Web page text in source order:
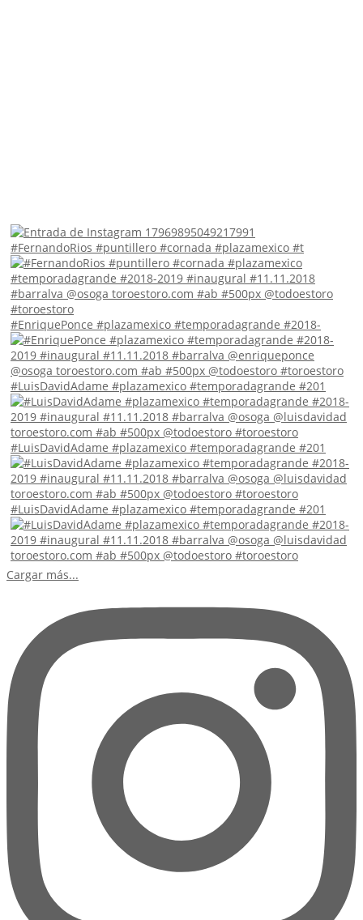
#FernandoRios #puntillero #cornada #plazamexico #t
#EnriquePonce #plazamexico #temporadagrande #2018-
#LuisDavidAdame #plazamexico #temporadagrande #201
#LuisDavidAdame #plazamexico #temporadagrande #201
#LuisDavidAdame #plazamexico #temporadagrande #201
Cargar más...